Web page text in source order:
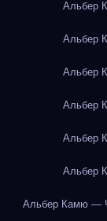
Альбер
Альбер
Альбер
Альбер
Альбер
Альбер
Альбер Камю —